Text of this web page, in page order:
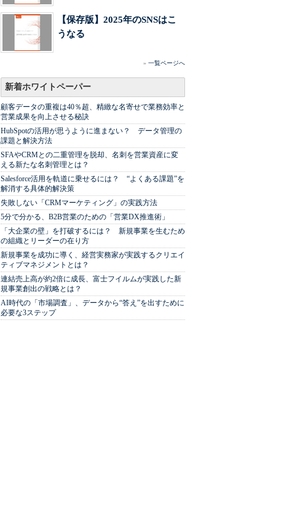
【保存版】2025年のSNSはこ
うなる
» 一覧ページへ
新着ホワイトペーパー
顧客データの重複は40％超、精緻な名寄せで業務効率と
営業成果を向上させる秘訣
HubSpotの活用が思うように進まない？ データ管理の
課題と解決方法
SFAやCRMとの二重管理を脱却、名刺を営業資産に変
える新たな名刺管理とは？
Salesforce活用を軌道に乗せるには？ “よくある課題”を
解消する具体的解決策
失敗しない「CRMマーケティング」の実践方法
5分で分かる、B2B営業のための「営業DX推進術」
「大企業の壁」を打破するには？ 新規事業を生むため
の組織とリーダーの在り方
新規事業を成功に導く、経営実務家が実践するクリエイ
ティブマネジメントとは？
連結売上高が約2倍に成長、富士フイルムが実践した新
規事業創出の戦略とは？
AI時代の「市場調査」、データから“答え”を出すために
必要な3ステップ